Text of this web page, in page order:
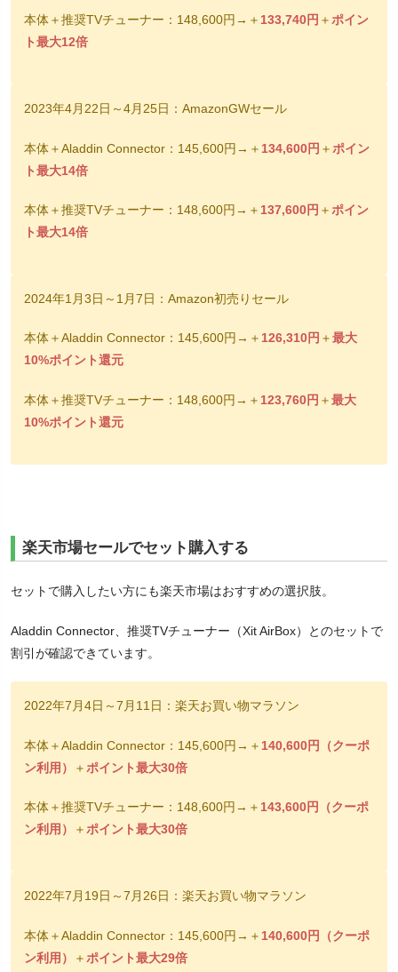
本体＋推奨TVチューナー：148,600円→＋ 133,740円 ＋ポイン
ト最大12倍
2023年4月22日～4月25日：AmazonGWセール
本体＋Aladdin Connector：145,600円→＋ 134,600円 ＋ ポイン
ト最大14倍
本体＋推奨TVチューナー：148,600円→＋ 137,600円 ＋ ポイン
ト最大14倍
2024年1月3日～1月7日：Amazon初売りセール
本体＋Aladdin Connector：145,600円→＋ 126,310円 ＋最大
10%ポイント還元
本体＋推奨TVチューナー：148,600円→＋ 123,760円 ＋最大
10%ポイント還元
楽天市場セールでセット購入する
セットで購入したい方にも楽天市場はおすすめの選択肢。
Aladdin Connector、推奨TVチューナー（Xit AirBox）とのセットで
割引が確認できています。
2022年7月4日～7月11日：楽天お買い物マラソン
本体＋Aladdin Connector：145,600円→＋ 140,600円（クーポ
ン利用）
＋ ポイント最大30倍
本体＋推奨TVチューナー：148,600円→＋ 143,600円（クーポ
ン利用）
＋ポイント最大30倍
2022年7月19日～7月26日：楽天お買い物マラソン
本体＋Aladdin Connector：145,600円→＋ 140,600円（クーポ
ン利用）
＋ ポイント最大29倍